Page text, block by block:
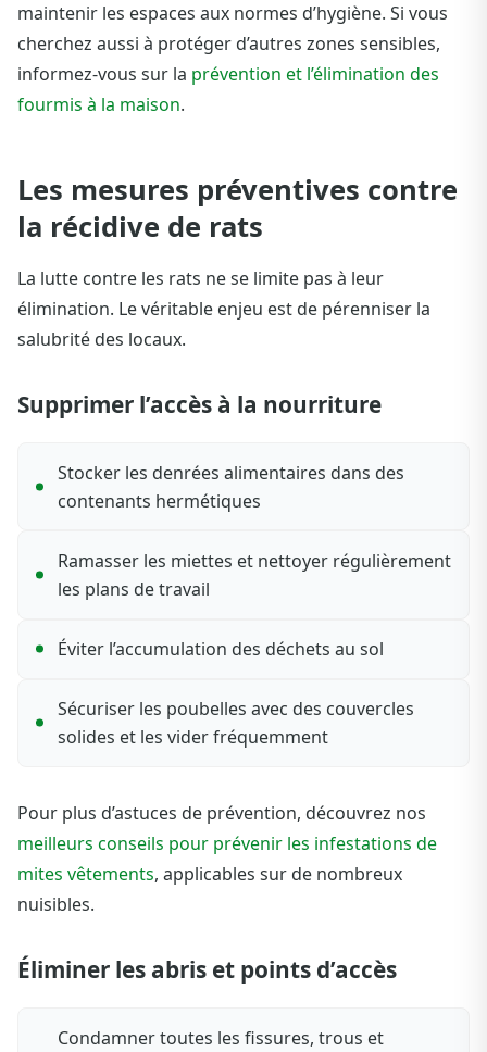
maintenir les espaces aux normes d’hygiène. Si vous
cherchez aussi à protéger d’autres zones sensibles,
informez-vous sur la prévention et l’élimination des
fourmis à la maison.
Les mesures préventives contre
la récidive de rats
La lutte contre les rats ne se limite pas à leur
élimination. Le véritable enjeu est de pérenniser la
salubrité des locaux.
Supprimer l’accès à la nourriture
Stocker les denrées alimentaires dans des
contenants hermétiques
Ramasser les miettes et nettoyer régulièrement
les plans de travail
Éviter l’accumulation des déchets au sol
Sécuriser les poubelles avec des couvercles
solides et les vider fréquemment
Pour plus d’astuces de prévention, découvrez nos
meilleurs conseils pour prévenir les infestations de
mites vêtements, applicables sur de nombreux
nuisibles.
Éliminer les abris et points d’accès
Condamner toutes les fissures, trous et